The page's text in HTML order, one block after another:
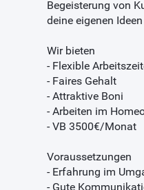
Begeisterung von
deine eigenen
Wir bieten
- Flexible
- Faires Gehalt
- Attraktive Boni
- Arbeiten im
- VB 3500€/Monat
Voraussetzungen
- Erfahrung im
- Gute